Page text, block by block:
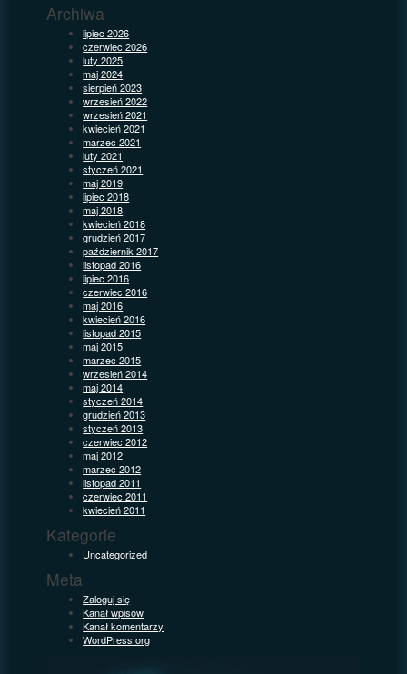
Archiwa
lipiec 2026
czerwiec 2026
luty 2025
maj 2024
sierpień 2023
wrzesień 2022
wrzesień 2021
kwiecień 2021
marzec 2021
luty 2021
styczeń 2021
maj 2019
lipiec 2018
maj 2018
kwiecień 2018
grudzień 2017
październik 2017
listopad 2016
lipiec 2016
czerwiec 2016
maj 2016
kwiecień 2016
listopad 2015
maj 2015
marzec 2015
wrzesień 2014
maj 2014
styczeń 2014
grudzień 2013
styczeń 2013
czerwiec 2012
maj 2012
marzec 2012
listopad 2011
czerwiec 2011
kwiecień 2011
Kategorie
Uncategorized
Meta
Zaloguj się
Kanał wpisów
Kanał komentarzy
WordPress.org